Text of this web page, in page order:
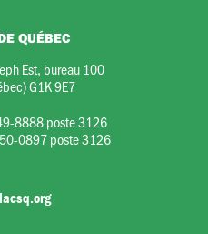
QUÉBEC
Est, bureau 100
G1K 9E7
8888 poste 3126
0897 poste 3126